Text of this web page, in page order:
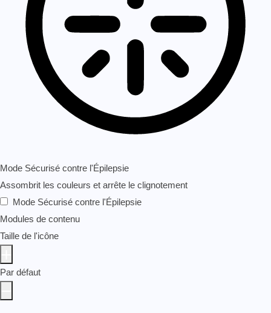
Mode Sécurisé contre l'Épilepsie
Assombrit les couleurs et arrête le clignotement
Mode Sécurisé contre l'Épilepsie
Modules de contenu
Taille de l'icône
Par défaut